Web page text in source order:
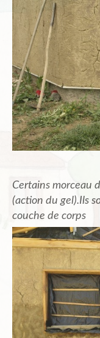
Certains morceau
(action du gel).Ils
couche de corps